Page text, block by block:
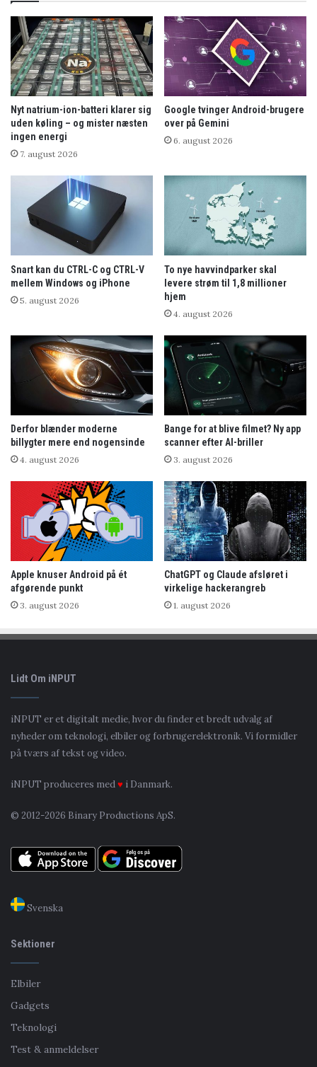
Nyt natrium-ion-batteri klarer sig
uden køling – og mister næsten
ingen energi
7. august 2026
Google tvinger Android-brugere
over på Gemini
6. august 2026
Snart kan du CTRL-C og CTRL-V
mellem Windows og iPhone
5. august 2026
To nye havvindparker skal
levere strøm til 1,8 millioner
hjem
4. august 2026
Derfor blænder moderne
billygter mere end nogensinde
4. august 2026
Bange for at blive filmet? Ny app
scanner efter AI-briller
3. august 2026
Apple knuser Android på ét
afgørende punkt
3. august 2026
ChatGPT og Claude afsløret i
virkelige hackerangreb
1. august 2026
Lidt Om iNPUT
iNPUT er et digitalt medie, hvor du finder et bredt udvalg af
nyheder om teknologi, elbiler og forbrugerelektronik. Vi formidler
på tværs af tekst og video.
iNPUT produceres med♥ i Danmark.
© 2012-2026 Binary Productions ApS.
Svenska
Sektioner
Elbiler
Gadgets
Teknologi
Test & anmeldelser